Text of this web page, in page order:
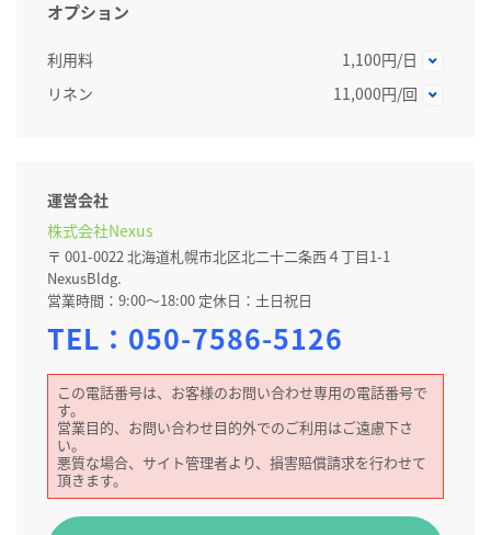
オプション
利用料
1,100円/日
リネン
11,000円/回
運営会社
株式会社Nexus
〒 001-0022 北海道札幌市北区北二十二条西４丁目1-1
NexusBldg.
営業時間：9:00～18:00 定休日：土日祝日
TEL： 050-7586-5126
この電話番号は、お客様のお問い合わせ専用の電話番号で
す。
営業目的、お問い合わせ目的外でのご利用はご遠慮下さ
い。
悪質な場合、サイト管理者より、損害賠償請求を行わせて
頂きます。